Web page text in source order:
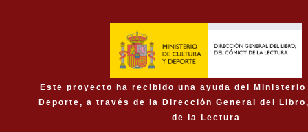
Este proyecto ha recibido una ayuda del
Deporte, a través de la Dirección General del
de la Lectura